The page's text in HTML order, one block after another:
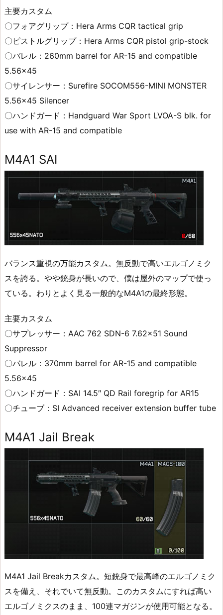
主要カスタム
〇フォアグリップ：Hera Arms CQR tactical grip
〇ピストルグリップ：Hera Arms CQR pistol grip-stock
〇バレル：260mm barrel for AR-15 and compatible
5.56×45
〇サイレンサー：Surefire SOCOM556-MINI MONSTER
5.56×45 Silencer
〇ハンドガード：Handguard War Sport LVOA-S blk. for
use with AR-15 and compatible
M4A1 SAI
バランス重視の万能カスタム。無反動で高いエルゴノミク
スを誇る。やや銃身が長いので、僕は屋外のマップで使っ
ている。わりとよく見る一般的なM4A1の最終形態。
主要カスタム
〇サプレッサー：AAC 762 SDN-6 7.62×51 Sound
Suppressor
〇バレル：370mm barrel for AR-15 and compatible
5.56×45
〇ハンドガード：SAI 14.5″ QD Rail foregrip for AR15
〇チューブ：SI Advanced receiver extension buffer tube
M4A1 Jail Break
M4A1 Jail Breakカスタム。短銃身で最高峰のエルゴノミク
スを備え、それでいて無反動。このカスタムにすれば高い
エルゴノミクスのまま、100連マガジンが使用可能となる。